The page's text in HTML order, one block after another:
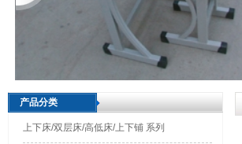
产品分类
上下床/双层床/高低床/上下铺 系列